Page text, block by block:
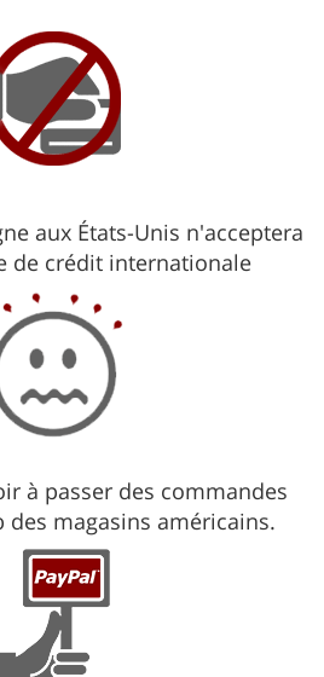
aux États-Unis n'acceptera
de crédit internationale
à passer des commandes
des magasins américains.